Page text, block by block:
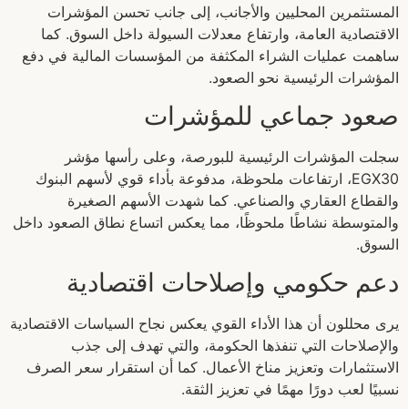
المستثمرين المحليين والأجانب، إلى جانب تحسن المؤشرات
الاقتصادية العامة، وارتفاع معدلات السيولة داخل السوق. كما
ساهمت عمليات الشراء المكثفة من المؤسسات المالية في دفع
المؤشرات الرئيسية نحو الصعود.
صعود جماعي للمؤشرات
سجلت المؤشرات الرئيسية للبورصة، وعلى رأسها مؤشر
EGX30، ارتفاعات ملحوظة، مدفوعة بأداء قوي لأسهم البنوك
والقطاع العقاري والصناعي. كما شهدت الأسهم الصغيرة
والمتوسطة نشاطًا ملحوظًا، مما يعكس اتساع نطاق الصعود داخل
السوق.
دعم حكومي وإصلاحات اقتصادية
يرى محللون أن هذا الأداء القوي يعكس نجاح السياسات الاقتصادية
والإصلاحات التي تنفذها الحكومة، والتي تهدف إلى جذب
الاستثمارات وتعزيز مناخ الأعمال. كما أن استقرار سعر الصرف
نسبيًا لعب دورًا مهمًا في تعزيز الثقة.